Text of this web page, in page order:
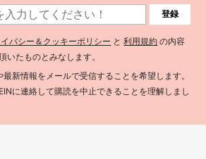
、プランナー、ノート、オフィス文房具、学用品として使用可能
マルチカラー バインダー
マルチカラー バインダー
マルチカラー バインダー
-15% 過去2日 カスタム「I Love You」フォトクッション - パーソナライズされた顔プリント ホームデコレーション クッション、ニット生地、ハート柄、カップル用ホームデコレーション | 暖かい秋の砂漠、記念日ギフト
(1000+)
689 5.1k+ sold
1
登録
バシー＆クッキーポリシー と利用規約 の内容
いたものとみなします。
新情報をメールで受信することを希望します。
に連絡して購読を中止できることを理解しまし